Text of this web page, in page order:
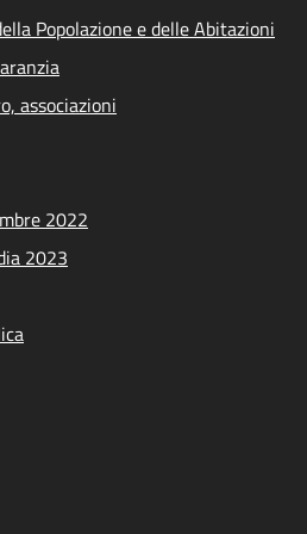
Popolazione e delle Abitazioni
associazioni
2022
2023